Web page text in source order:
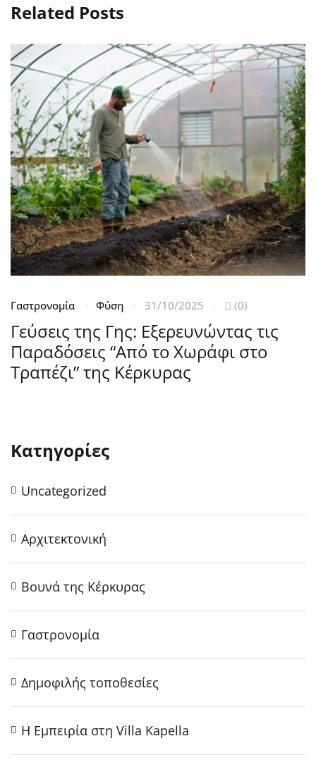
Related Posts
Γαστρονομία Φύση 31/10/2025 (0)
Γεύσεις της Γης: Εξερευνώντας τις
Παραδόσεις “Από το Χωράφι στο
Τραπέζι” της Κέρκυρας
Κατηγορίες
Uncategorized
Αρχιτεκτονική
Βουνά της Κέρκυρας
Γαστρονομία
Δημοφιλής τοποθεσίες
Η Εμπειρία στη Villa Kapella